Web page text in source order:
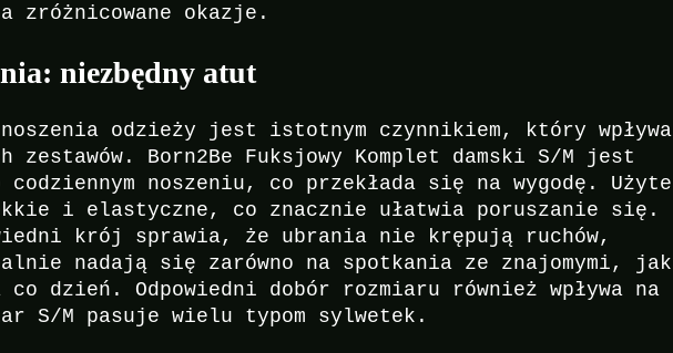
zróżnicowane okazje.
niezbędny atut
noszenia odzieży jest istotnym czynnikiem, który wpływa
zestawów. Born2Be Fuksjowy Komplet damski S/M jest
noszeniu, co przekłada się na wygodę. Użyte
i elastyczne, co znacznie ułatwia poruszanie się.
krój sprawia, że ubrania nie krępują ruchów,
nadają się zarówno na spotkania ze znajomymi, jak
dzień. Odpowiedni dobór rozmiaru również wpływa na
S/M pasuje wielu typom sylwetek.